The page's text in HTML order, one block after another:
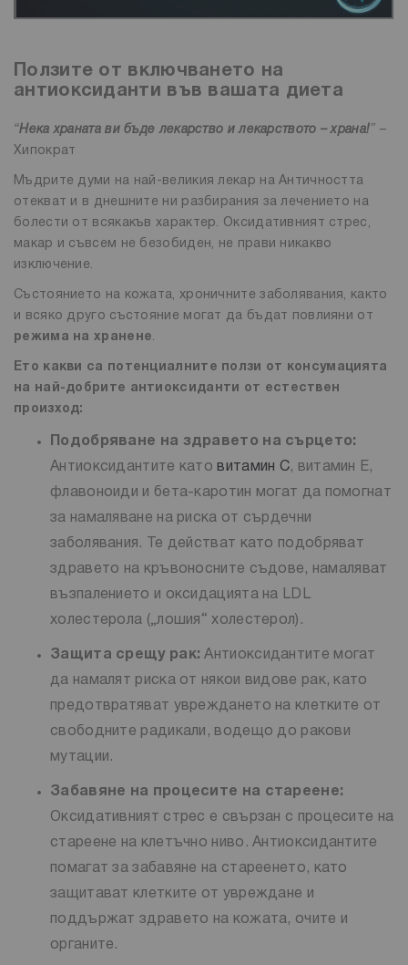
Ползите от включването на
антиоксиданти във вашата диета
“Нека храната ви бъде лекарство и лекарството – храна!” –
Хипократ
Мъдрите думи на най-великия лекар на Античността
отекват и в днешните ни разбирания за лечението на
болести от всякакъв характер. Оксидативният стрес,
макар и съвсем не безобиден, не прави никакво
изключение.
Състоянието на кожата, хроничните заболявания, както
и всяко друго състояние могат да бъдат повлияни от
режима на хранене.
Ето какви са потенциалните ползи от консумацията
на най-добрите антиоксиданти от естествен
произход:
Подобряване на здравето на сърцето:
Антиоксидантите като витамин С, витамин E,
флавоноиди и бета-каротин могат да помогнат
за намаляване на риска от сърдечни
заболявания. Те действат като подобряват
здравето на кръвоносните съдове, намаляват
възпалението и оксидацията на LDL
холестерола („лошия“ холестерол).
Защита срещу рак: Антиоксидантите могат
да намалят риска от някои видове рак, като
предотвратяват увреждането на клетките от
свободните радикали, водещо до ракови
мутации.
Забавяне на процесите на стареене:
Оксидативният стрес е свързан с процесите на
стареене на клетъчно ниво. Антиоксидантите
помагат за забавяне на стареенето, като
защитават клетките от увреждане и
поддържат здравето на кожата, очите и
органите.